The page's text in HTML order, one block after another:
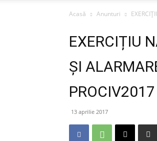
Acasă Anunturi
EXERCIȚIU
ȘI
PROCIV2017
13 aprilie 2017